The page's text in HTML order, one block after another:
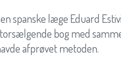
spanske læge Eduard
bog med
afprøvet metoden.